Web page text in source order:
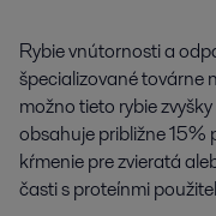
Rybie vnútornosti a
špecializované továrne
možno tieto rybie
obsahuje približne 15%
kŕmenie pre zvieratá
časti s proteínmi